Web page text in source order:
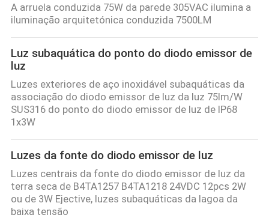
A arruela conduzida 75W da parede 305VAC ilumina a
iluminação arquitetónica conduzida 7500LM
Luz subaquática do ponto do diodo emissor de
luz
Luzes exteriores de aço inoxidável subaquáticas da
associação do diodo emissor de luz da luz 75lm/W
SUS316 do ponto do diodo emissor de luz de IP68
1x3W
Luzes da fonte do diodo emissor de luz
Luzes centrais da fonte do diodo emissor de luz da
terra seca de B4TA1257 B4TA1218 24VDC 12pcs 2W
ou de 3W Ejective, luzes subaquáticas da lagoa da
baixa tensão